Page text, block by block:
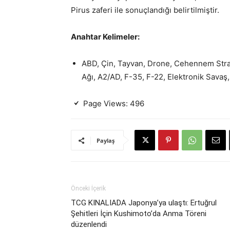
Pirus zaferi ile sonuçlandığı belirtilmiştir.
Anahtar Kelimeler:
ABD, Çin, Tayvan, Drone, Cehennem
Ağı, A2/AD, F-35, F-22, Elektronik
Page Views: 496
Paylaş
Önceki İçerik
TCG KINALIADA Japonya’ya ulaştı: Ertuğrul
Şehitleri İçin Kushimoto’da Anma Töreni
düzenlendi